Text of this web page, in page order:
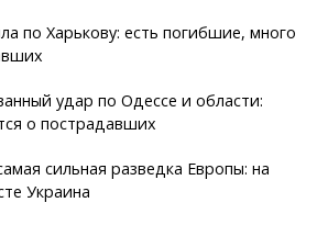
по Харькову: есть погибшие, много
удар по Одессе и области:
о пострадавших
сильная разведка Европы: на
Украина